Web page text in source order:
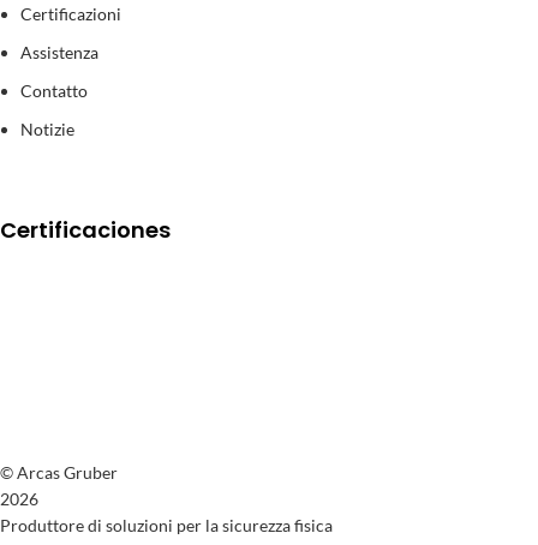
Certificazioni
Assistenza
Contatto
Notizie
Certificaciones
© Arcas Gruber
2026
Produttore di soluzioni per la sicurezza fisica